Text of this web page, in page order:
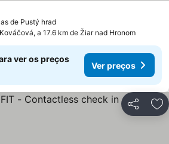
de Pustý hradVer preços
Kováčová, a 17.6 km de Žiar nad Hronom
ver os preços
Ver preços
Partilhar